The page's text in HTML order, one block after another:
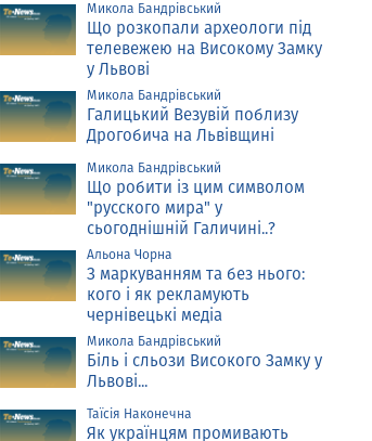
Микола Бандрівський
Що розкопали археологи під
телевежею на Високому Замку
у Львові
Микола Бандрівський
Галицький Везувій поблизу
Дрогобича на Львівщині
Микола Бандрівський
Що робити із цим символом
"русского мира" у
сьогоднішній Галичині..?
Альона Чорна
З маркуванням та без нього:
кого і як рекламують
чернівецькі медіа
Микола Бандрівський
Біль і сльози Високого Замку у
Львові...
Таїсія Наконечна
Як українцям промивають